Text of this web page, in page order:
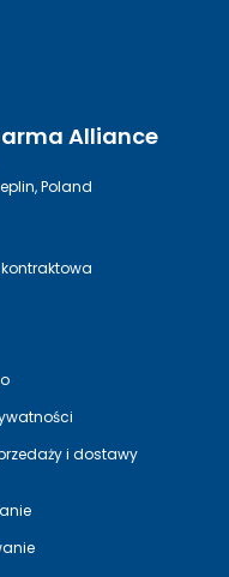
Alliance
Poland
i dostawy